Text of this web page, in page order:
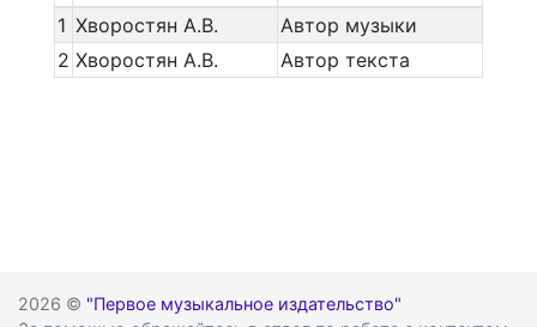
1 Хворостян А.В.
Автор музыки
2 Хворостян А.В. Автор текста
2026 © "Первое музыкальное издательство"